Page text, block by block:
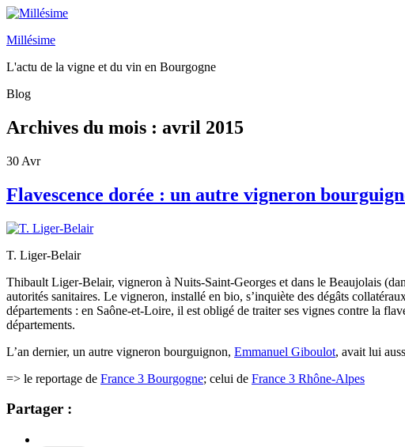
Millésime
L'actu de la vigne et du vin en Bourgogne
Blog
Archives du mois : avril 2015
30 Avr
Flavescence dorée : un autre vigneron
T. Liger-Belair
Thibault Liger-Belair, vigneron à Nuits-Saint-Georges et dans le Beaujolais
autorités sanitaires. Le vigneron, installé en bio, s’inquiète des dégâts
départements : en Saône-et-Loire, il est obligé de traiter ses vignes contre la
départements.
L’an dernier, un autre vigneron bourguignon, Emmanuel Giboulot, avait lui
=> le reportage de France 3 Bourgogne; celui de France 3 Rhône-Alpes
Partager :